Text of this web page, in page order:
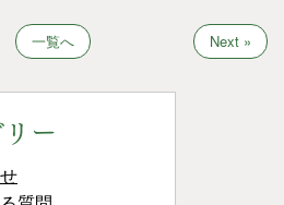
一覧へ Next »
ー